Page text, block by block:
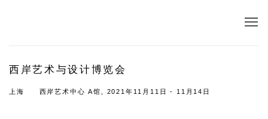
西岸艺术与设计博览会
上海 西岸艺术中心 A馆, 2021年11月11日 - 11月14日